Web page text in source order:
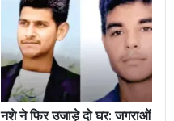
नशे ने फिर उजाड़े दो घर: जगराओं